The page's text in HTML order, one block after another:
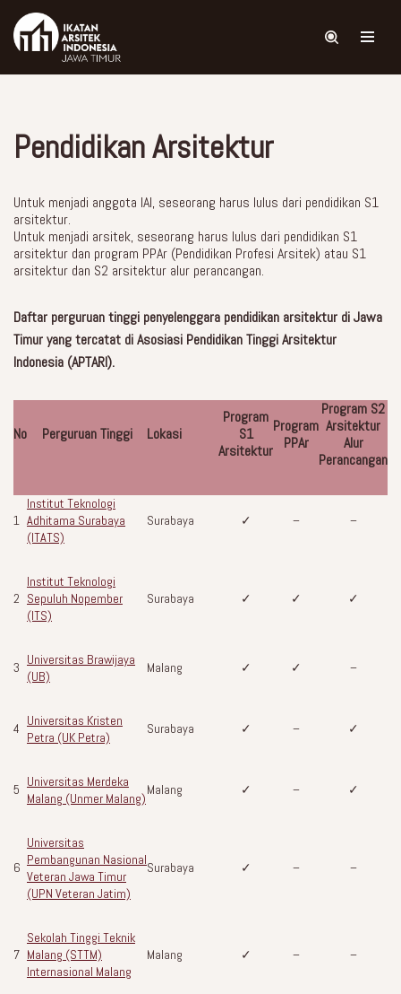
Skip
content
Pendidikan Arsitektur
Untuk menjadi anggota IAI, seseorang harus lulus dari pendidikan S1
arsitektur.
Untuk menjadi arsitek, seseorang harus lulus dari pendidikan S1
arsitektur dan program PPAr (Pendidikan Profesi Arsitek) atau S1
arsitektur dan S2 arsitektur alur perancangan.
Daftar perguruan tinggi penyelenggara pendidikan arsitektur di Jawa
Timur yang tercatat di Asosiasi Pendidikan Tinggi Arsitektur
Indonesia (APTARI).
No Perguruan Tinggi Lokasi
Program
S1
Arsitektur
Program
PPAr
Program S2
Arsitektur
Alur
Perancangan
1
Institut Teknologi
Adhitama Surabaya
(ITATS)
Surabaya ✓ – –
2
Institut Teknologi
Sepuluh Nopember
(ITS)
Surabaya ✓ ✓ ✓
3 Universitas Brawijaya
(UB)
Malang ✓ ✓ –
4 Universitas Kristen
Petra (UK Petra)
Surabaya ✓ – ✓
5 Universitas Merdeka
Malang (Unmer Malang)
Malang ✓ – ✓
6
Universitas
Pembangunan Nasional
Veteran Jawa Timur
(UPN Veteran Jatim)
Surabaya ✓ – –
7
Sekolah Tinggi Teknik
Malang (STTM)
Internasional Malang
Malang ✓ – –